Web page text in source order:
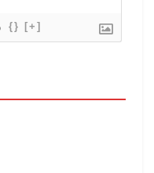
{} [+]